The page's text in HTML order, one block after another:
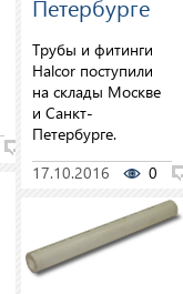
Петербурге
Трубы и фитинги
Halcor поступили
на склады Москве
и Санкт-
Петербурге.
17.10.2016
0